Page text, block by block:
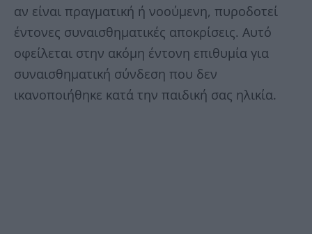
αν είναι πραγματική ή νοούμενη, πυροδοτεί
έντονες συναισθηματικές αποκρίσεις. Αυτό
οφείλεται στην ακόμη έντονη επιθυμία για
συναισθηματική σύνδεση που δεν
ικανοποιήθηκε κατά την παιδική σας ηλικία.